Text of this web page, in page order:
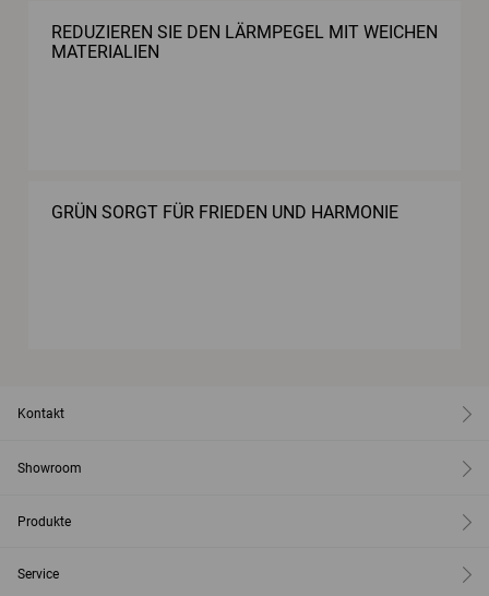
REDUZIEREN SIE DEN LÄRMPEGEL MIT WEICHEN
MATERIALIEN
GRÜN SORGT FÜR FRIEDEN UND HARMONIE
Kontakt
Showroom
Produkte
Service